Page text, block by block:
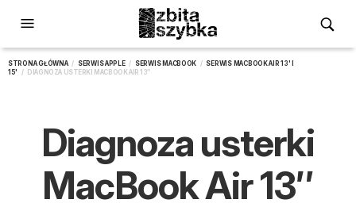
STRONA GŁÓWNA/ SERWIS APPLE/ SERWIS MACBOOK / SERWIS MACBOOK AIR 13' I
15' / DIAGNOZA USTERKI MACBOOK AIR 13″
Diagnoza usterki
MacBook Air 13″